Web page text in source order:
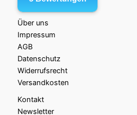
Über uns
Impressum
AGB
Datenschutz
Widerrufsrecht
Versandkosten
Kontakt
Newsletter